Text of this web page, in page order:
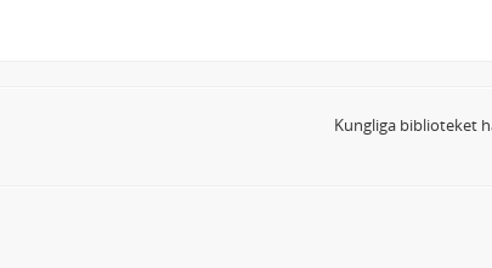
Kungliga biblioteket